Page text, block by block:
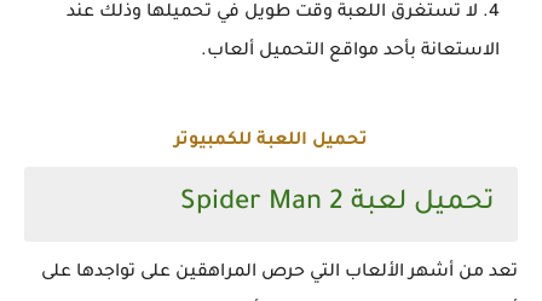
لا تستغرق اللعبة وقت طويل في تحميلها وذلك عند
الاستعانة بأحد مواقع التحميل ألعاب.
تحميل اللعبة للكمبيوتر
تحميل لعبة Spider Man 2
تعد من أشهر الألعاب التي حرص المراهقين على تواجدها على